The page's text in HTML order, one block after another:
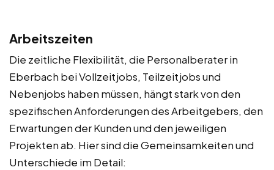
Arbeitszeiten
Die zeitliche Flexibilität, die Personalberater in
Eberbach bei Vollzeitjobs, Teilzeitjobs und
Nebenjobs haben müssen, hängt stark von den
spezifischen Anforderungen des Arbeitgebers, den
Erwartungen der Kunden und den jeweiligen
Projekten ab. Hier sind die Gemeinsamkeiten und
Unterschiede im Detail: